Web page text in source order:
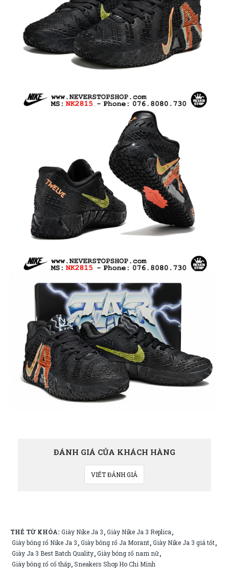
ĐÁNH GIÁ CỦA KHÁCH HÀNG
VIẾT ĐÁNH GIÁ
THẺ TỪ KHÓA: Giày Nike Ja 3,Giày Nike Ja 3 Replica,
Giày bóng rổ Nike Ja 3,Giày bóng rổ Ja Morant,Giày Nike Ja 3 giá tốt,
Giày Ja 3 Best Batch Quality,Giày bóng rổ nam nữ,
Giày bóng rổ cổ thấp,Sneakers Shop Ho Chi Minh